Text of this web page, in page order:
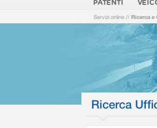
PATENTI
Servizi online // Ricerca e
Ricerca